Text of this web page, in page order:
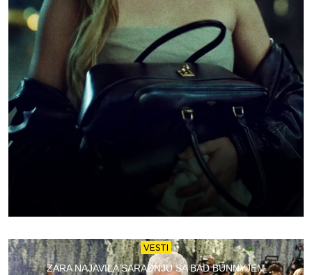
VESTI
ZARA NAJAVILA SARADNJU SA BAD BUNNYJEM